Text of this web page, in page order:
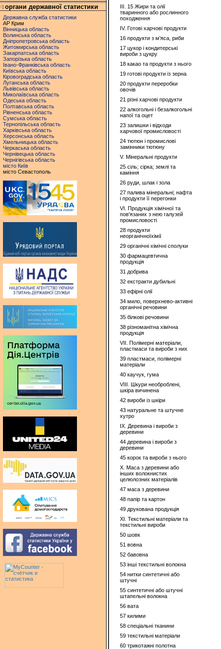
органи державної статистики
Державна служба статистики
АР Крим
Вінницька область
Волинська область
Дніпропетровська область
Житомирська область
Закарпатська область
Запорізька область
Івано-Франківська область
Київська область
Кіровоградська область
Луганська область
Львівська область
Миколаївська область
Одеська область
Полтавська область
Рівненська область
Сумська область
Тернопільська область
Харківська область
Херсонська область
Хмельницька область
Черкаська область
Чернівецька область
Чернігівська область
місто Київ
місто Севастополь
ІІІ. 15 Жири та олії
тваринного або рослинного
походження
IV. Готові харчові продукти
16 продукти з м'яса, риби
17 цукор і кондитерські
вироби з цукру
18 какао та продукти з нього
19 готові продукти із зерна
20 продукти переробки
овочів
21 різні харчові продукти
22 алкогольні і безалкогольні
напої та оцет
23 залишки і відходи
харчової промисловості
24 тютюн і промислові
замінники тютюну
V. Мінеральні продукти
25 сіль; сірка; землі та
каміння
26 руди, шлак і зола
27 палива мінеральні; нафта
і продукти її перегонки
VI. Продукція хімічної та
пов'язаних з нею галузей
промисловості
28 продукти
неорганічноїхімії
29 органічні хімічні сполуки
30 фармацевтична
продукція
31 добрива
32 екстракти дубильні
33 ефірні олії
34 мило, поверхнево-активні
органічні речовини
35 білкові речовини
38 різноманітна хімічна
продукція
VII. Полімерні матеріали,
пластмаси та вироби з них
39 пластмаси, полімерні
матеріали
40 каучук, гума
VIII. Шкури необроблені,
шкіра вичинена
42 вироби із шкiри
43 натуральне та штучне
хутро
IX. Деревина і вироби з
деревини
44 деревина і вироби з
деревини
45 корок та вироби з нього
X. Маса з деревини або
інших волокнистих
целюлозних матеріалів
47 маса з деревини
48 папір та картон
49 друкована продукція
ХІ. Текстильні матеріали та
текстильні вироби
50 шовк
51 вовна
52 бавовна
53 інші текстильні волокна
54 нитки синтетичні або
штучні
55 синтетичні або штучні
штапельні волокна
56 вата
57 килими
58 спеціальні тканини
59 текстильні матеріали
60 трикотажні полотна